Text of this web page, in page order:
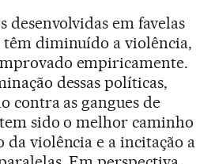
desenvolvidas em favelas
têm diminuído a violência,
empiricamente.
dessas políticas,
contra as gangues de
sido o melhor caminho
violência e a incitação a